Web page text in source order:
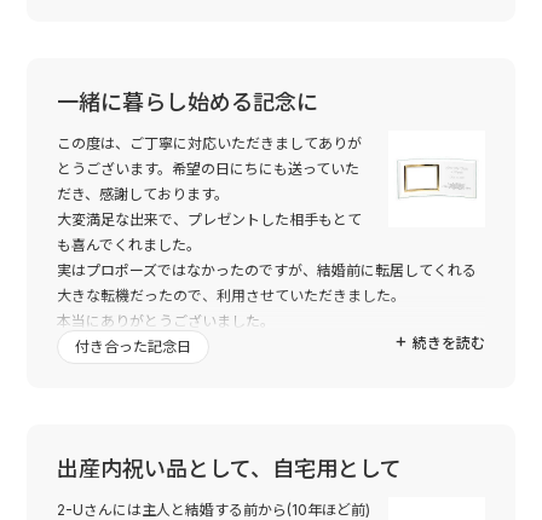
一緒に暮らし始める記念に
この度は、ご丁寧に対応いただきましてありが
とうございます。希望の日にちにも送っていた
だき、感謝しております。
大変満足な出来で、プレゼントした相手もとて
も喜んでくれました。
実はプロポーズではなかったのですが、結婚前に転居してくれる
大きな転機だったので、利用させていただきました。
本当にありがとうございました。
続きを読む
付き合った記念日
出産内祝い品として、自宅用として
2-Uさんには主人と結婚する前から(10年ほど前)